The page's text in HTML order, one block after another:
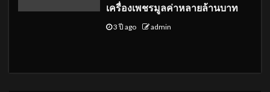
เครื่องเพชรมูลค่าหลายล้านบาท
3 ปี ago admin